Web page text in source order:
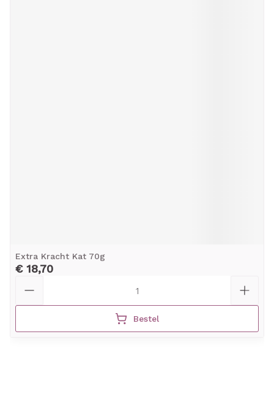
Extra Kracht Kat 70g
€ 18,70
Bestel